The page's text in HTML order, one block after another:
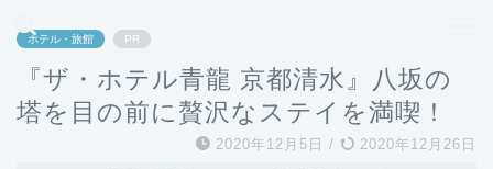
ホテル・旅館 PR
『ザ・ホテル青龍 京都清水』八坂の
塔を目の前に贅沢なステイを満喫！
2020年12月5日 / 2020年12月26日